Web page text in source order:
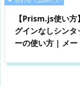
【Prism.js使い
グインなしシン
ーの使い方 | メー